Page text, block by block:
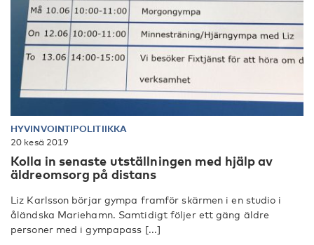
HYVINVOINTIPOLITIIKKA
20 kesä 2019
Kolla in senaste utställningen med hjälp av
äldreomsorg på distans
Liz Karlsson börjar gympa framför skärmen i en studio i
åländska Mariehamn. Samtidigt följer ett gäng äldre
personer med i gympapass [...]